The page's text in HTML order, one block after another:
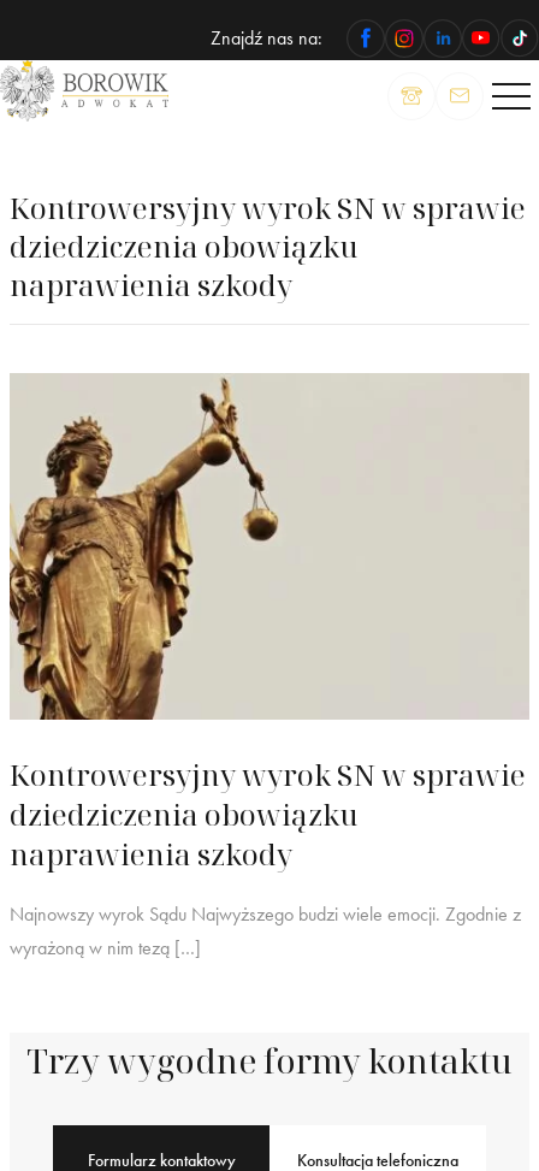
Znajdź nas na:
ADWOKAT
Wojciech
Kontrowersyjny wyrok SN w sprawie
dziedziczenia obowiązku
naprawienia szkody
Kontrowersyjny wyrok SN w sprawie
dziedziczenia obowiązku
naprawienia szkody
Najnowszy wyrok Sądu Najwyższego budzi wiele emocji. Zgodnie z
wyrażoną w nim tezą […]
Trzy wygodne formy kontaktu
Formularz kontaktowy Konsultacja telefoniczna